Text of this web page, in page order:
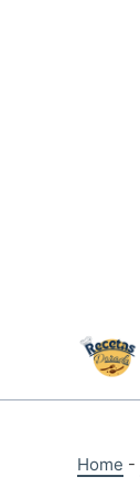
Home -